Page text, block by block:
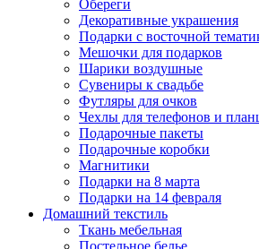
Обереги
Декоративные украшения
Подарки с восточной
Мешочки для подарков
Шарики воздушные
Сувениры к свадьбе
Футляры для очков
Чехлы для телефонов и
Подарочные пакеты
Подарочные коробки
Магнитики
Подарки на 8 марта
Подарки на 14 февраля
Домашний текстиль
Ткань мебельная
Постельное белье